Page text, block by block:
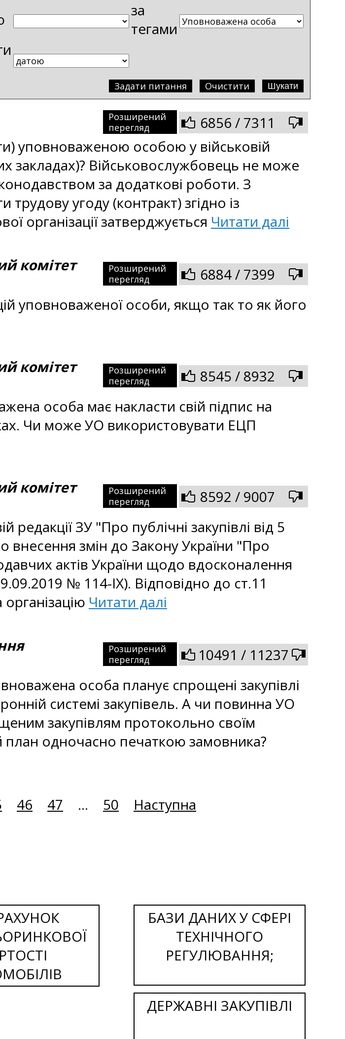
за
тегами
Очистити
Задати питання
Розширений
перегляд
6856 / 7311
уповноваженою особою у військовій
закладах)? Військовослужбовець не може
за додаткові роботи. З
угоду (контракт) згідно із
організації затверджується Читати далі
комітет
Розширений
перегляд
6884 / 7399
уповноваженої особи, якщо так то як його
комітет
Розширений
перегляд
8545 / 8932
особа має накласти свій підпис на
Чи може УО використовувати ЕЦП
комітет
Розширений
перегляд
8592 / 9007
редакції ЗУ "Про публічні закупівлі від 5
внесення змін до Закону України "Про
актів України щодо вдосконалення
№ 114-IX). Відповідно до ст.11
Читати далі
Розширений
перегляд
10491 / 11237
особа планує спрощені закупівлі
системі закупівель. А чи повинна УО
закупівлям протокольно своїм
план одночасно печаткою замовника?
46 47 ... 50 Наступна
БАЗИ ДАНИХ У СФЕРІ
ТЕХНІЧНОГО
РЕГУЛЮВАННЯ;
ДЕРЖАВНІ ЗАКУПІВЛІ